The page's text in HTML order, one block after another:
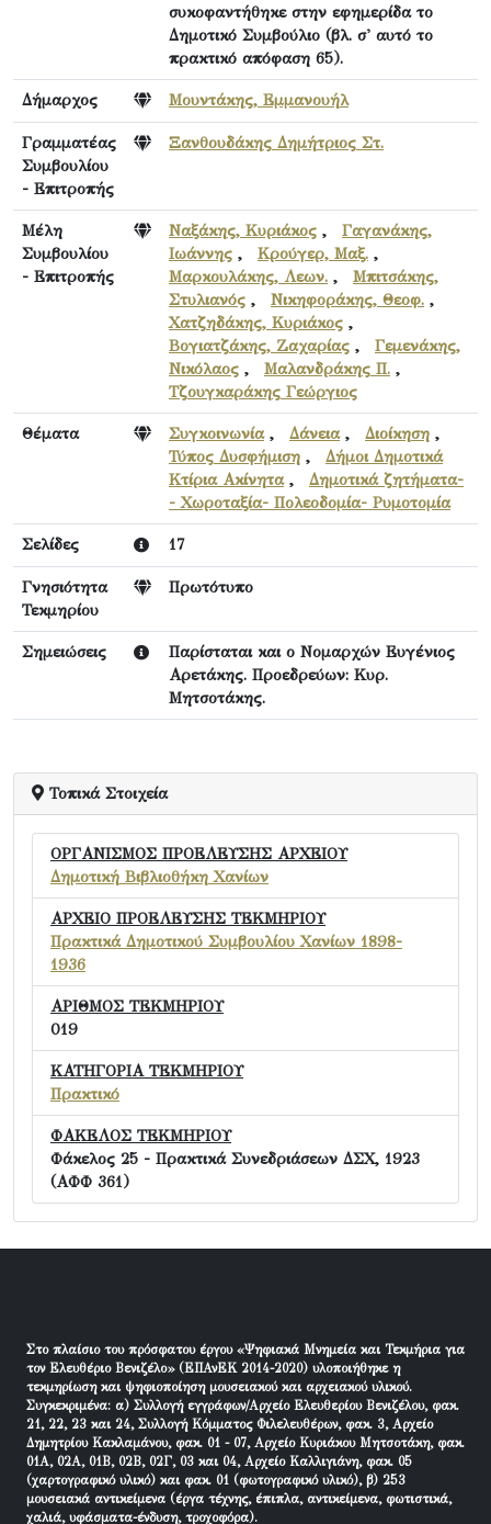
συκοφαντήθηκε στην εφημερίδα το
Δημοτικό Συμβούλιο (βλ. σ' αυτό το
πρακτικό απόφαση 65).
Δήμαρχος Μουντάκης, Εμμανουήλ
Γραμματέας
Συμβουλίου
- Επιτροπής
Ξανθουδάκης Δημήτριος Στ.
Μέλη
Συμβουλίου
- Επιτροπής
Ναξάκης, Κυριάκος , Γαγανάκης,
Ιωάννης , Κρούγερ, Μαξ. ,
Μαρκουλάκης, Λεων. , Μπιτσάκης,
Στυλιανός , Νικηφοράκης, Θεοφ. ,
Χατζηδάκης, Κυριάκος ,
Βογιατζάκης, Ζαχαρίας , Γεμενάκης,
Νικόλαος , Μαλανδράκης Π. ,
Τζουγκαράκης Γεώργιος
Θέματα Συγκοινωνία, Δάνεια, Διοίκηση ,
Τύπος Δυσφήμιση , Δήμοι Δημοτικά
Κτίρια Ακίνητα, Δημοτικά ζητήματα-
- Χωροταξία- Πολεοδομία- Ρυμοτομία
Σελίδες 17
Γνησιότητα
Τεκμηρίου
Πρωτότυπο
Σημειώσεις
Παρίσταται και ο Νομαρχών Ευγένιος
Αρετάκης. Προεδρεύων: Κυρ.
Μητσοτάκης.
Τοπικά Στοιχεία
ΟΡΓΑΝΙΣΜΟΣ ΠΡΟΕΛΕΥΣΗΣ ΑΡΧΕΙΟΥ
Δημοτική Βιβλιοθήκη Χανίων
ΑΡΧΕΙΟ ΠΡΟΕΛΕΥΣΗΣ ΤΕΚΜΗΡΙΟΥ
Πρακτικά Δημοτικού Συμβουλίου Χανίων 1898-
1936
ΑΡΙΘΜΟΣ ΤΕΚΜΗΡΙΟΥ
019
ΚΑΤΗΓΟΡΙΑ ΤΕΚΜΗΡΙΟΥ
Πρακτικό
ΦΑΚΕΛΟΣ ΤΕΚΜΗΡΙΟΥ
Φάκελος 25 - Πρακτικά Συνεδριάσεων ΔΣΧ, 1923
(ΑΦΦ 361)
Στο πλαίσιο του πρόσφατου έργου «Ψηφιακά Μνημεία και Τεκμήρια για
τον Ελευθέριο Βενιζέλο» (ΕΠΑνΕΚ 2014-2020) υλοποιήθηκε η
τεκμηρίωση και ψηφιοποίηση μουσειακού και αρχειακού υλικού.
Συγκεκριμένα: α) Συλλογή εγγράφων/Αρχείο Ελευθερίου Βενιζέλου, φακ.
21, 22, 23 και 24, Συλλογή Κόμματος Φιλελευθέρων, φακ. 3, Αρχείο
Δημητρίου Κακλαμάνου, φακ. 01 - 07, Αρχείο Κυριάκου Μητσοτάκη, φακ.
01Α, 02Α, 01Β, 02Β, 02Γ, 03 και 04, Αρχείο Καλλιγιάνη, φακ. 05
(χαρτογραφικό υλικό) και φακ. 01 (φωτογραφικό υλικό), β) 253
μουσειακά αντικείμενα (έργα τέχνης, έπιπλα, αντικείμενα, φωτιστικά,
χαλιά, υφάσματα-ένδυση, τροχοφόρα).